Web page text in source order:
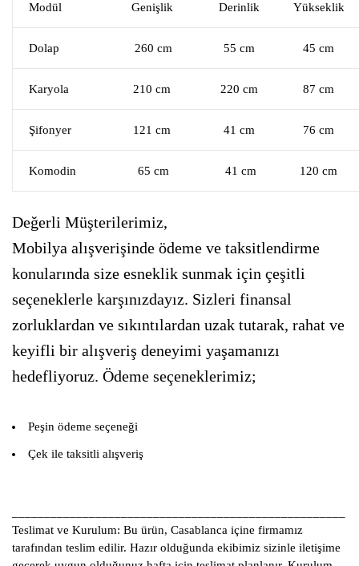
Modül Genişlik Derinlik Yükseklik
Dolap 260 cm 55 cm 45 cm
Karyola 210 cm 220 cm 87 cm
Şifonyer 121 cm 41 cm 76 cm
Komodin 65 cm 41 cm 120 cm
Değerli Müşterilerimiz,
Mobilya alışverişinde ödeme ve taksitlendirme
konularında size esneklik sunmak için çeşitli
seçeneklerle karşınızdayız. Sizleri finansal
zorluklardan ve sıkıntılardan uzak tutarak, rahat ve
keyifli bir alışveriş deneyimi yaşamanızı
hedefliyoruz. Ödeme seçeneklerimiz;
Peşin ödeme seçeneği
Çek ile taksitli alışveriş
Teslimat ve Kurulum: Bu ürün, Casablanca içine firmamız
tarafından teslim edilir. Hazır olduğunda ekibimiz sizinle iletişime